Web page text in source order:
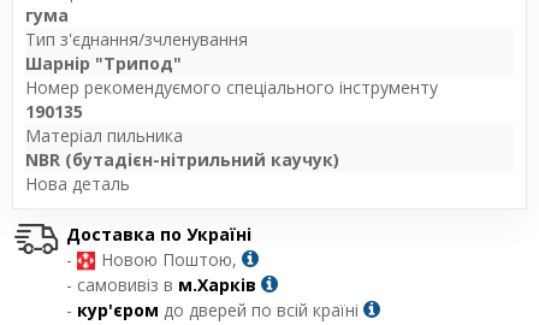
гума
Тип з'єднання/зчленування
Шарнір "Трипод"
Номер рекомендуємого спеціального інструменту
190135
Матеріал пильника
NBR (бутадієн-нітрильний каучук)
Нова деталь
Доставка по Україні
-
Новою Поштою,
- самовивіз в м.Харків
- кур'єром до дверей по всій країні